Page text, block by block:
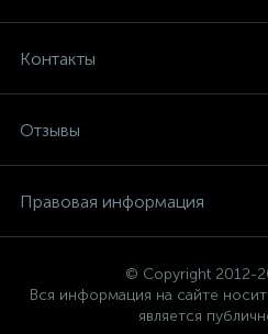
Контакты
Отзывы
Правовая информация
© Copyright 2012-
Вся информация на сайте
является